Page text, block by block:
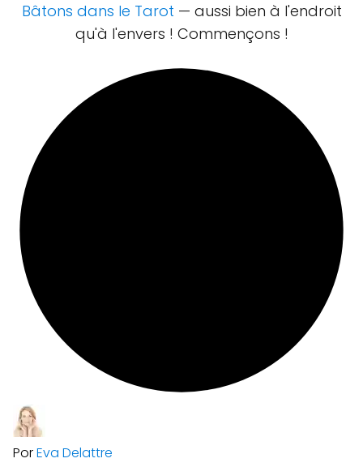
Bâtons dans le Tarot — aussi bien à l'endroit
qu'à l'envers ! Commençons !
PorEva Delattre